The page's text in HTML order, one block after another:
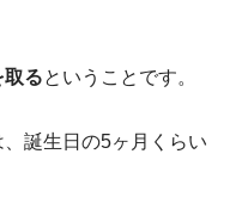
取るということです。
誕生日の5ヶ月くらい